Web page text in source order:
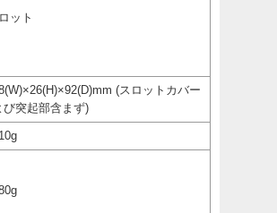
ット
(スロットカバー
び突起部含まず)